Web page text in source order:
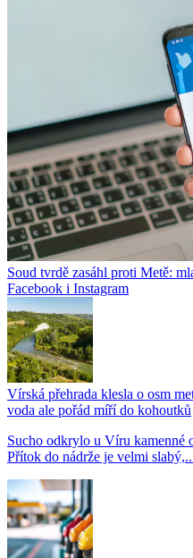
Soud tvrdě zasáhl proti Metě:
Facebook i Instagram
Vírská přehrada klesla o osm
voda ale pořád míří do kohoutků
Sucho odkrylo u Víru kamenné
Přítok do nádrže je velmi